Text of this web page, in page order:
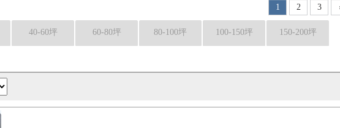
1 2 3
40-60坪 60-80坪 80-100坪 100-150坪 150-200坪